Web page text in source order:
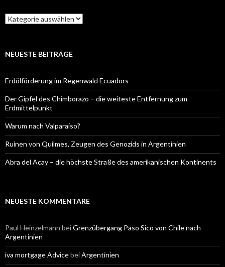
Kategorien
NEUESTE BEITRÄGE
Erdölförderung im Regenwald Ecuadors
Der Gipfel des Chimborazo – die weiteste Entfernung zum
Erdmittelpunkt
Warum nach Valparaíso?
Ruinen von Quilmes, Zeugen des Genozids in Argentinien
Abra del Acay – die höchste Straße des amerikanischen Kontinents
NEUESTE KOMMENTARE
Paul Heinzelmann beiGrenzübergang Paso Sico von Chile nach
Argentinien
iva mortgage AdvicebeiArgentinien